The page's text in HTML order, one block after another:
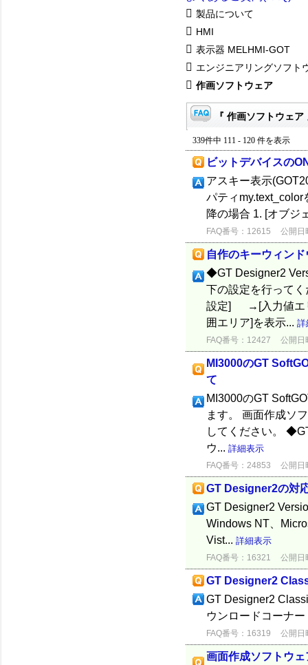
製品について
HMI
表示器 MELHMI-GOT
エンジニアリングソフト
作画ソフトウェア
『 作画ソフトウェ
339件中 111 - 120 件を表示
ビットデバイスの
アスキー表示
パティ
降の場合 1. [オブジ
FAQ番号：12615 公開日
自作のキーウィン
◆GT Designer2
下の設定を行って
設定] →[入力値エリ
囲エリア]を表示... 詳
FAQ番号：12427 公開日
MI3000のGT
て
MI3000のGT
ます。 画面作成ソ
してください。
ウ... 詳細表示
FAQ番号：24853 公開日
GT Designer2の対
GT Designer2
Windows NT、
Vist... 詳細表示
FAQ番号：16321 公開日
GT Designer2
GT Designer2
ウンロードコーナ
FAQ番号：16319 公開日
画面作成ソフトウ